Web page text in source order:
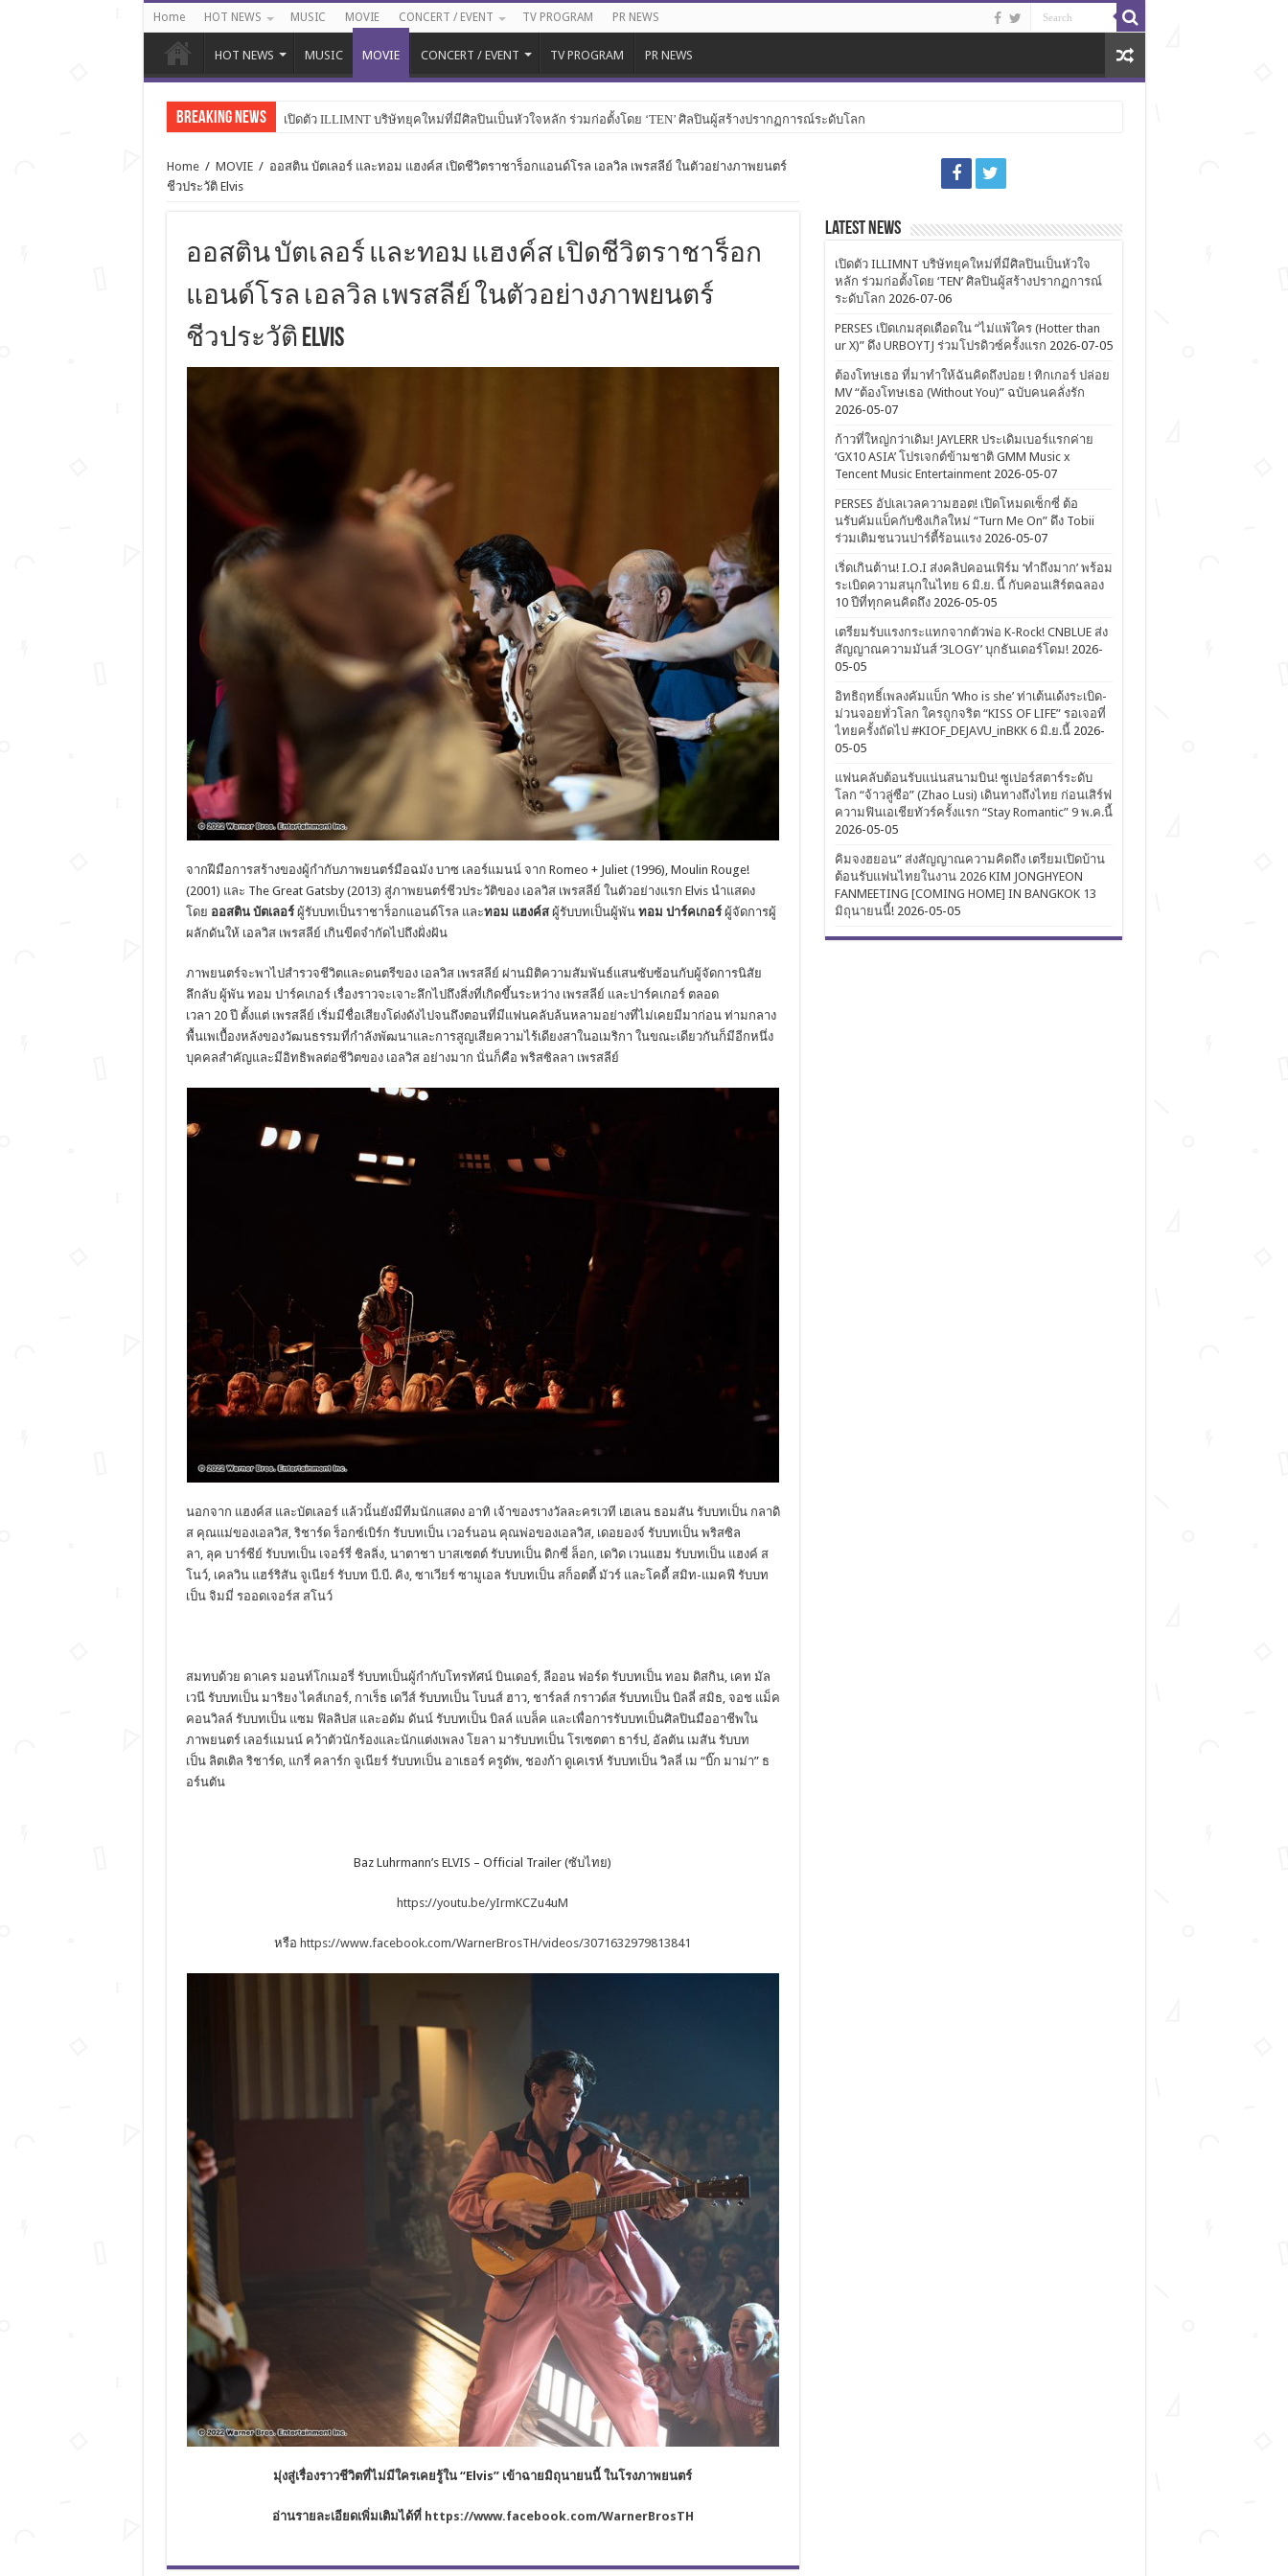
Home HOT NEWS MUSIC MOVIE CONCERT / EVENT TV PROGRAM PR NEWS
HOT NEWS MUSIC MOVIE CONCERT / EVENT TV PROGRAM PR NEWS
Breaking News เปิดตัว ILLIMNT บริษัทยุคใหม่ที่มีศิลปินเป็นหัวใจหลัก ร่วมก่อตั้งโดย ‘TEN’ ศิลปินผู้สร้างปรากฏการณ์ระดับโลก
Home / MOVIE / ออสติน บัตเลอร์ และทอม แฮงค์ส เปิดชีวิตราชาร็อกแอนด์โรล เอลวิล เพรสลีย์ ในตัวอย่างภาพยนตร์
ชีวประวัติ Elvis
ออสติน บัตเลอร์ และทอม แฮงค์ส เปิดชีวิตราชาร็อก
แอนด์โรล เอลวิล เพรสลีย์ ในตัวอย่างภาพยนตร์
ชีวประวัติ Elvis
จากฝีมือการสร้างของผู้กำกับภาพยนตร์มือฉมัง บาซ เลอร์แมนน์ จาก Romeo + Juliet (1996), Moulin Rouge!
(2001) และ The Great Gatsby (2013) สู่ภาพยนตร์ชีวประวัติของ เอลวิส เพรสลีย์ ในตัวอย่างแรก Elvis นำแสดง
โดย ออสติน บัตเลอร์ผู้รับบทเป็นราชาร็อกแอนด์โรล และทอม แฮงค์สผู้รับบทเป็นผู้พัน ทอม ปาร์คเกอร์ผู้จัดการผู้
ผลักดันให้ เอลวิส เพรสลีย์ เกินขีดจำกัดไปถึงฝั่งฝัน
ภาพยนตร์จะพาไปสำรวจชีวิตและดนตรีของ เอลวิส เพรสลีย์ ผ่านมิติความสัมพันธ์แสนซับซ้อนกับผู้จัดการนิสัย
ลึกลับ ผู้พัน ทอม ปาร์คเกอร์ เรื่องราวจะเจาะลึกไปถึงสิ่งที่เกิดขึ้นระหว่าง เพรสลีย์ และปาร์คเกอร์ ตลอด
เวลา 20 ปี ตั้งแต่ เพรสลีย์ เริ่มมีชื่อเสียงโด่งดังไปจนถึงตอนที่มีแฟนคลับล้นหลามอย่างที่ไม่เคยมีมาก่อน ท่ามกลาง
พื้นเพเบื้องหลังของวัฒนธรรมที่กำลังพัฒนาและการสูญเสียความไร้เดียงสาในอเมริกา ในขณะเดียวกันก็มีอีกหนึ่ง
บุคคลสำคัญและมีอิทธิพลต่อชีวิตของ เอลวิส อย่างมาก นั่นก็คือ พริสซิลลา เพรสลีย์
นอกจาก แฮงค์ส และบัตเลอร์ แล้วนั้นยังมีทีมนักแสดง อาทิ เจ้าของรางวัลละครเวที เฮเลน ธอมสัน รับบทเป็น กลาดิ
ส คุณแม่ของเอลวิส, ริชาร์ด ร็อกซ์เบิร์ก รับบทเป็น เวอร์นอน คุณพ่อของเอลวิส, เดอยองจ์ รับบทเป็น พริสซิล
ลา, ลุค บาร์ซีย์ รับบทเป็น เจอร์รี่ ชิลลิ่ง, นาตาชา บาสเซตต์ รับบทเป็น ดิกซี่ ล็อก, เดวิด เวนแฮม รับบทเป็น แฮงค์ ส
โนว์, เคลวิน แฮร์ริสัน จูเนียร์ รับบท บี.บี. คิง, ซาเวียร์ ซามูเอล รับบทเป็น สก็อตตี้ มัวร์ และโคดี้ สมิท-แมคฟี รับบท
เป็น จิมมี่ รออดเจอร์ส สโนว์
สมทบด้วย ดาเคร มอนท์โกเมอรี่ รับบทเป็นผู้กำกับโทรทัศน์ บินเดอร์, ลีออน ฟอร์ด รับบทเป็น ทอม ดิสกิน, เคท มัล
เวนี รับบทเป็น มาริยง ไคส์เกอร์, กาเร็ธ เดวีส์ รับบทเป็น โบนส์ ฮาว, ชาร์ลส์ กราวด์ส รับบทเป็น บิลลี่ สมิธ, จอช แม็ค
คอนวิลล์ รับบทเป็น แซม ฟิลลิปส และอดัม ดันน์ รับบทเป็น บิลล์ แบล็ค และเพื่อการรับบทเป็นศิลปินมืออาชีพใน
ภาพยนตร์ เลอร์แมนน์ คว้าตัวนักร้องและนักแต่งเพลง โยลา มารับบทเป็น โรเซตตา ธาร์ป, อัลตัน เมสัน รับบท
เป็น ลิตเติล ริชาร์ด, แกรี่ คลาร์ก จูเนียร์ รับบทเป็น อาเธอร์ ครูดัพ, ชองก้า ดูเคเรห์ รับบทเป็น วิลลี่ เม “บิ๊ก มาม่า” ธ
อร์นตัน
Baz Luhrmann’s ELVIS – Official Trailer (ซับไทย)
https://youtu.be/yIrmKCZu4uM
หรือ https://www.facebook.com/WarnerBrosTH/videos/3071632979813841
มุ่งสู่เรื่องราวชีวิตที่ไม่มีใครเคยรู้ใน “Elvis” เข้าฉายมิถุนายนนี้ ในโรงภาพยนตร์
อ่านรายละเอียดเพิ่มเติมได้ที่ https://www.facebook.com/WarnerBrosTH
Latest News
เปิดตัว ILLIMNT บริษัทยุคใหม่ที่มีศิลปินเป็นหัวใจ
หลัก ร่วมก่อตั้งโดย ‘TEN’ ศิลปินผู้สร้างปรากฏการณ์
ระดับโลก 2026-07-06
PERSES เปิดเกมสุดเดือดใน “ไม่แพ้ใคร (Hotter than
ur X)” ดึง URBOYTJ ร่วมโปรดิวซ์ครั้งแรก 2026-07-05
ต้องโทษเธอ ที่มาทำให้ฉันคิดถึงบ่อย ! ทิกเกอร์ ปล่อย
MV “ต้องโทษเธอ (Without You)” ฉบับคนคลั่งรัก
2026-05-07
ก้าวที่ใหญ่กว่าเดิม! JAYLERR ประเดิมเบอร์แรกค่าย
‘GX10 ASIA’ โปรเจกต์ข้ามชาติ GMM Music x
Tencent Music Entertainment 2026-05-07
PERSES อัปเลเวลความฮอต! เปิดโหมดเซ็กซี่ ต้อ
นรับคัมแบ็คกับซิงเกิลใหม่ “Turn Me On” ดึง Tobii
ร่วมเติมชนวนปาร์ตี้ร้อนแรง 2026-05-07
เริ่ดเกินต้าน! I.O.I ส่งคลิปคอนเฟิร์ม ‘ทำถึงมาก’ พร้อม
ระเบิดความสนุกในไทย 6 มิ.ย. นี้ กับคอนเสิร์ตฉลอง
10 ปีที่ทุกคนคิดถึง 2026-05-05
เตรียมรับแรงกระแทกจากตัวพ่อ K-Rock! CNBLUE ส่ง
สัญญาณความมันส์ ‘3LOGY’ บุกธันเดอร์โดม! 2026-
05-05
อิทธิฤทธิ์เพลงคัมแบ็ก ‘Who is she’ ท่าเต้นเด้งระเบิด-
ม่วนจอยทั่วโลก ใครถูกจริต “KISS OF LIFE” รอเจอที่
ไทยครั้งถัดไป #KIOF_DEJAVU_inBKK 6 มิ.ย.นี้ 2026-
05-05
แฟนคลับต้อนรับแน่นสนามบิน! ซูเปอร์สตาร์ระดับ
โลก “จ้าวลู่ซือ” (Zhao Lusi) เดินทางถึงไทย ก่อนเสิร์ฟ
ความฟินเอเชียทัวร์ครั้งแรก “Stay Romantic” 9 พ.ค.นี้
2026-05-05
คิมจงฮยอน” ส่งสัญญาณความคิดถึง เตรียมเปิดบ้าน
ต้อนรับแฟนไทยในงาน 2026 KIM JONGHYEON
FANMEETING [COMING HOME] IN BANGKOK 13
มิถุนายนนี้! 2026-05-05